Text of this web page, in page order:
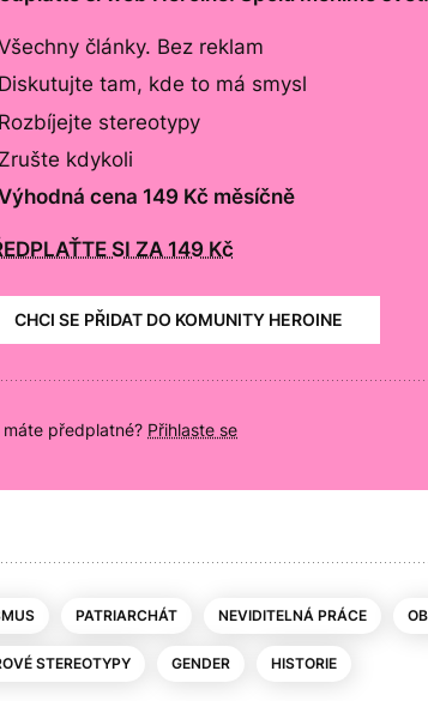
články. Bez reklam
Diskutujte tam, kde to má smysl
Rozbíjejte stereotypy
Zrušte kdykoli
cena 149 Kč měsíčně
SI ZA 149 Kč
CHCI SE PŘIDAT DO KOMUNITY HEROINE
máte předplatné? Přihlaste se
PATRIARCHÁT NEVIDITELNÁ PRÁCE
STEREOTYPY GENDER HISTORIE